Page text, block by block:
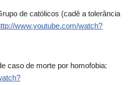
de católicos (cadê a tolerância
www.youtube.com/watch?
caso de morte por homofobia: